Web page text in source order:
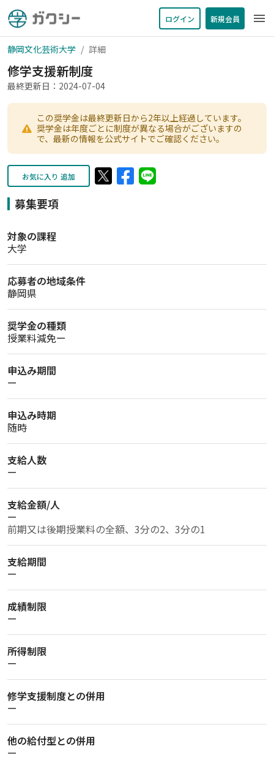
ログイン 新規会員 menu
静岡文化芸術大学 詳細
修学支援新制度
最終更新日：2024-07-04
この奨学金は最終更新日から2年以上経過しています。
奨学金は年度ごとに制度が異なる場合がございますの
で、最新の情報を公式サイトでご確認ください。
お気に入り 追加
募集要項
対象の課程
大学
応募者の地域条件
静岡県
奨学金の種類
授業料減免ー
申込み期間
ー
申込み時期
随時
支給人数
ー
支給金額/人
ー
前期又は後期授業料の全額、3分の2、3分の1
支給期間
ー
成績制限
ー
所得制限
ー
修学支援制度との併用
ー
他の給付型との併用
ー